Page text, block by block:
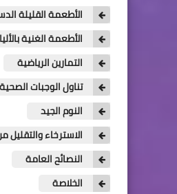
الأطعمة القليلة
الأطعمة الغنية
التمارين الرياضية
تناول الوجبات الصحية
النوم الجيد
الاسترخاء والتقليل
النصائح العامة
الخلاصة